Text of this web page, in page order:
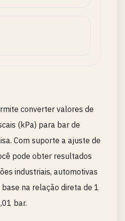
converter valores de
(kPa) para bar de
Com suporte a ajuste de
pode obter resultados
industriais, automotivas
na relação direta de 1
bar.